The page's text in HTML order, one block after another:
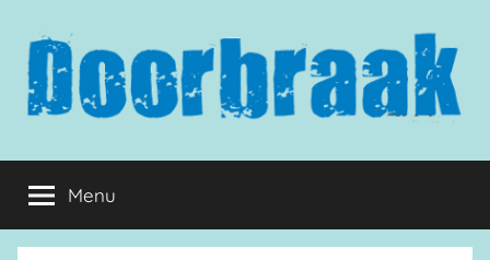
inhoud
springen
Doorbraak.eu
Menu